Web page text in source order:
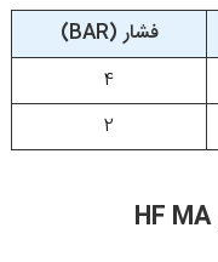
فشار (BAR)
4
2